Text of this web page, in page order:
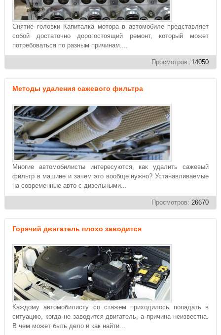
Снятие головки Капиталка мотора в автомобиле представляет
собой достаточно дорогостоящий ремонт, который может
потребоваться по разным причинам....
Просмотров: 14050
Методы удаления сажевого фильтра
Многие автомобилисты интересуются, как удалить сажевый
фильтр в машине и зачем это вообще нужно? Устанавливаемые
на современные авто с дизельными...
Просмотров: 26670
Горячий двигатель плохо заводится
Каждому автомобилисту со стажем приходилось попадать в
ситуацию, когда не заводится двигатель, а причина неизвестна.
В чем может быть дело и как найти...